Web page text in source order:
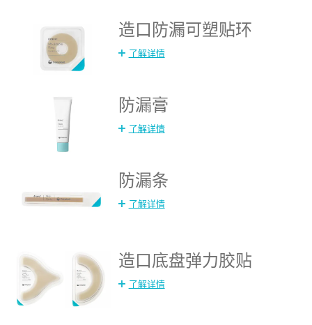
造口防漏可塑贴环
了解详情
防漏膏
了解详情
防漏条
了解详情
造口底盘弹力胶贴
了解详情